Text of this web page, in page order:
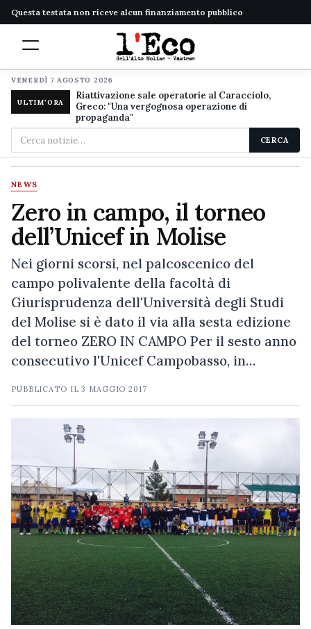
Questa testata non riceve alcun finanziamento pubblico
VENERDÌ 7 AGOSTO 2026
ULTIM'ORA
Riattivazione sale operatorie al Caracciolo,
Greco: "Una vergognosa operazione di
propaganda"
Cerca
nel
sito
CERCA
NEWS
Zero in campo, il torneo
dell’Unicef in Molise
Nei giorni scorsi, nel palcoscenico del
campo polivalente della facoltà di
Giurisprudenza dell'Università degli Studi
del Molise si è dato il via alla sesta edizione
del torneo ZERO IN CAMPO Per il sesto anno
consecutivo l'Unicef Campobasso, in…
PUBBLICATO IL3 MAGGIO 2017